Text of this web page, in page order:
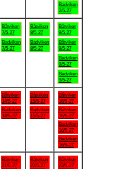
Badviken
2/5-27
Båtviken
7/5-27
Badviken
7/5-27
Båtviken
8/5-27
Badviken
8/5-27
Båtviken
9/5-27
Båtviken
9/5-27
Badviken
9/5-27
Badviken
9/5-27
Båtviken
14/5-27
Badviken
14/5-27
Båtviken
15/5-27
Badviken
15/5-27
Båtviken
16/5-27
Båtviken
16/5-27
Badviken
16/5-27
Badviken
16/5-27
Båtviken
21/5-27
Båtviken
22/5-27
Båtviken
23/5-27